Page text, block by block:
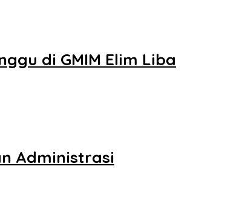
di GMIM Elim Liba
Administrasi